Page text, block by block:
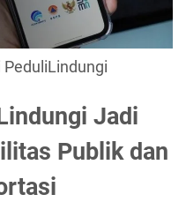
Jadi
Publik dan